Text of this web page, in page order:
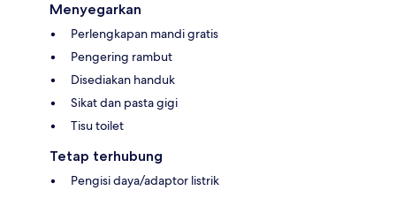
Menyegarkan
Perlengkapan mandi gratis
Pengering rambut
Disediakan handuk
Sikat dan pasta gigi
Tisu toilet
Tetap terhubung
Pengisi daya/adaptor listrik